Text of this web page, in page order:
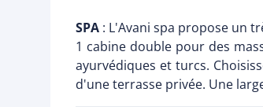
SPA : L'Avani spa propose un
1 cabine double pour des
ayurvédiques et turcs.
d'une terrasse privée. Une